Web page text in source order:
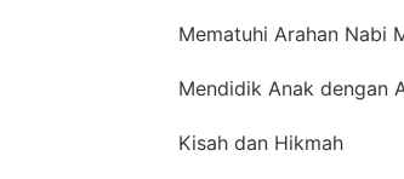
Mematuhi Arahan Nabi
Mendidik Anak dengan
Kisah dan Hikmah